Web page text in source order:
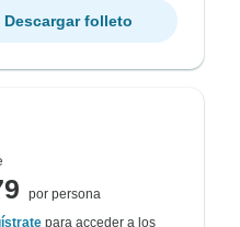
Descargar folleto
por persona
para acceder a los